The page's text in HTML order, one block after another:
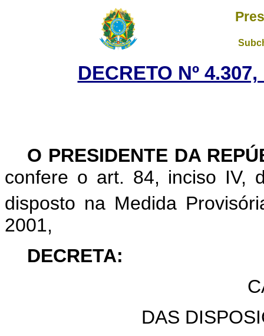
DECRETO Nº
O PRESIDENTE DA
confere o art. 84, inciso IV,
disposto na Medida
2001,
DECRETA:
DAS